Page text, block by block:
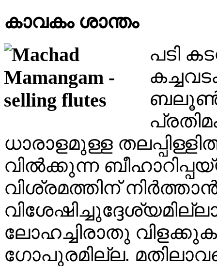
കാവകം ശാന്തം
പടി
ധാരാളമുള്ള
വിൽക്കുന്ന
വിശ്രമത്തിന്
ലോഹച്ചിരാതു
ഗോപുരമില്ല.